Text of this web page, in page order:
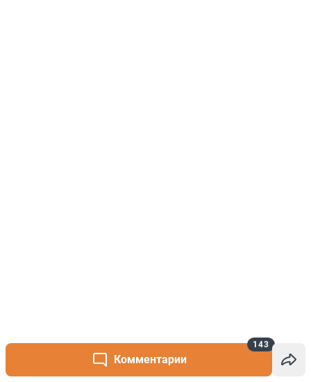
Комментарии
143